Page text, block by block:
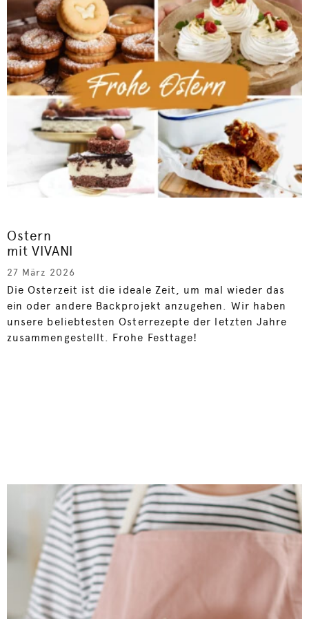
Ostern
mit VIVANI
27 März 2026
Die Osterzeit ist die ideale Zeit, um mal wieder das
ein oder andere Backprojekt anzugehen. Wir haben
unsere beliebtesten Osterrezepte der letzten Jahre
zusammengestellt. Frohe Festtage!